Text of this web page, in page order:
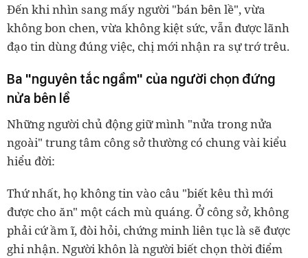
Đến khi nhìn sang mấy người "bán bên lề", vừa
không bon chen, vừa không kiệt sức, vẫn được lãnh
đạo tin dùng đúng việc, chị mới nhận ra sự trớ trêu.
Ba "nguyên tắc ngầm" của người chọn đứng
nửa bên lề
Những người chủ động giữ mình "nửa trong nửa
ngoài" trung tâm công sở thường có chung vài kiểu
hiểu đời:
Thứ nhất, họ không tin vào câu "biết kêu thì mới
được cho ăn" một cách mù quáng. Ở công sở, không
phải cứ ầm ĩ, đòi hỏi, chứng minh liên tục là sẽ được
ghi nhận. Người khôn là người biết chọn thời điểm